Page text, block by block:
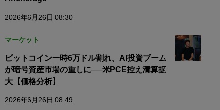
2026年6月26日 08:30
マーケット
ビットコイン一時6万ドル割れ、AI投資ブーム
が暗号資産市場の重しに──米PCE控え清算拡
大【価格分析】
2026年6月26日 08:49